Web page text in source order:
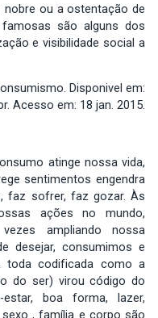
ou a ostentação de
são alguns dos
e visibilidade social a
Disponivel em:
Acesso em: 18 jan. 2015.
atinge nossa vida,
sentimentos engendra
faz sofrer, faz gozar. Às
ações no mundo,
ampliando nossa
desejar, consumimos e
toda codificada como a
do ser) virou código do
estar, boa forma, lazer,
, família e corpo são